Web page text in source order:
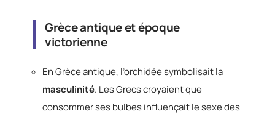
Grèce antique et époque
victorienne
En Grèce antique, l’orchidée symbolisait la
masculinité. Les Grecs croyaient que
consommer ses bulbes influençait le sexe des